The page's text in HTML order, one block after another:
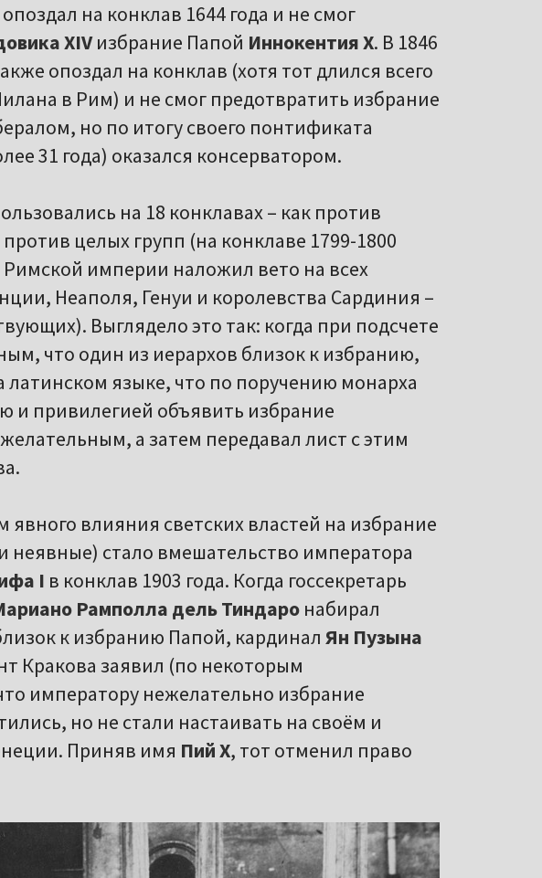
на конклав 1644 года и не смог
XIVизбрание Папой Иннокентия Х. В 1846
опоздал на конклав (хотя тот длился всего
в Рим) и не смог предотвратить избрание
но по итогу своего понтификата
31 года) оказался консерватором.
на 18 конклавах – как против
целых групп (на конклаве 1799-1800
империи наложил вето на всех
Неаполя, Генуи и королевства Сардиния –
Выглядело это так: когда при подсчете
что один из иерархов близок к избранию,
латинском языке, что по поручению монарха
и привилегией объявить избрание
а затем передавал лист с этим
влияния светских властей на избрание
стало вмешательство императора
I в конклав 1903 года. Когда госсекретарь
Рамполла дель Тиндаро набирал
к избранию Папой, кардинал Ян Пузына
Кракова заявил (по некоторым
императору нежелательно избрание
но не стали настаивать на своём и
Приняв имя Пий Х, тот отменил право